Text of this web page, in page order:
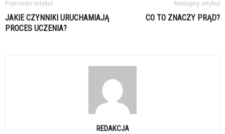
Poprzedni artykuł
JAKIE CZYNNIKI URUCHAMIAJĄ
PROCES UCZENIA?
Następny artykuł
CO TO ZNACZY PRĄD?
REDAKCJA